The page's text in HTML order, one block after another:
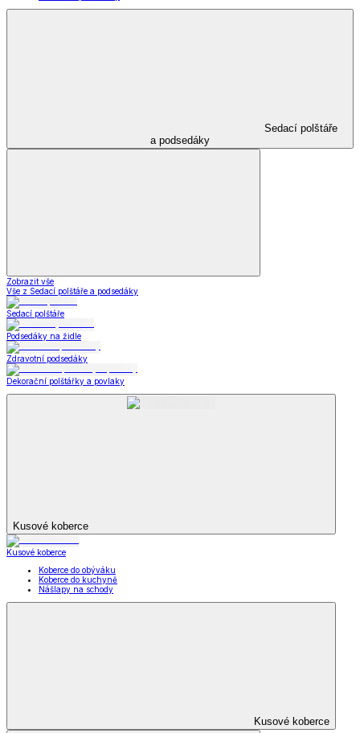
Sedací polštáře
a podsedáky
Zobrazit vše
Vše z Sedací polštáře a podsedáky
Sedací polštáře
Podsedáky na židle
Zdravotní podsedáky
Dekorační polštářky a povlaky
Kusové koberce
Kusové koberce
Koberce do obýváku
Koberce do kuchyně
Nášlapy na schody
Kusové koberce